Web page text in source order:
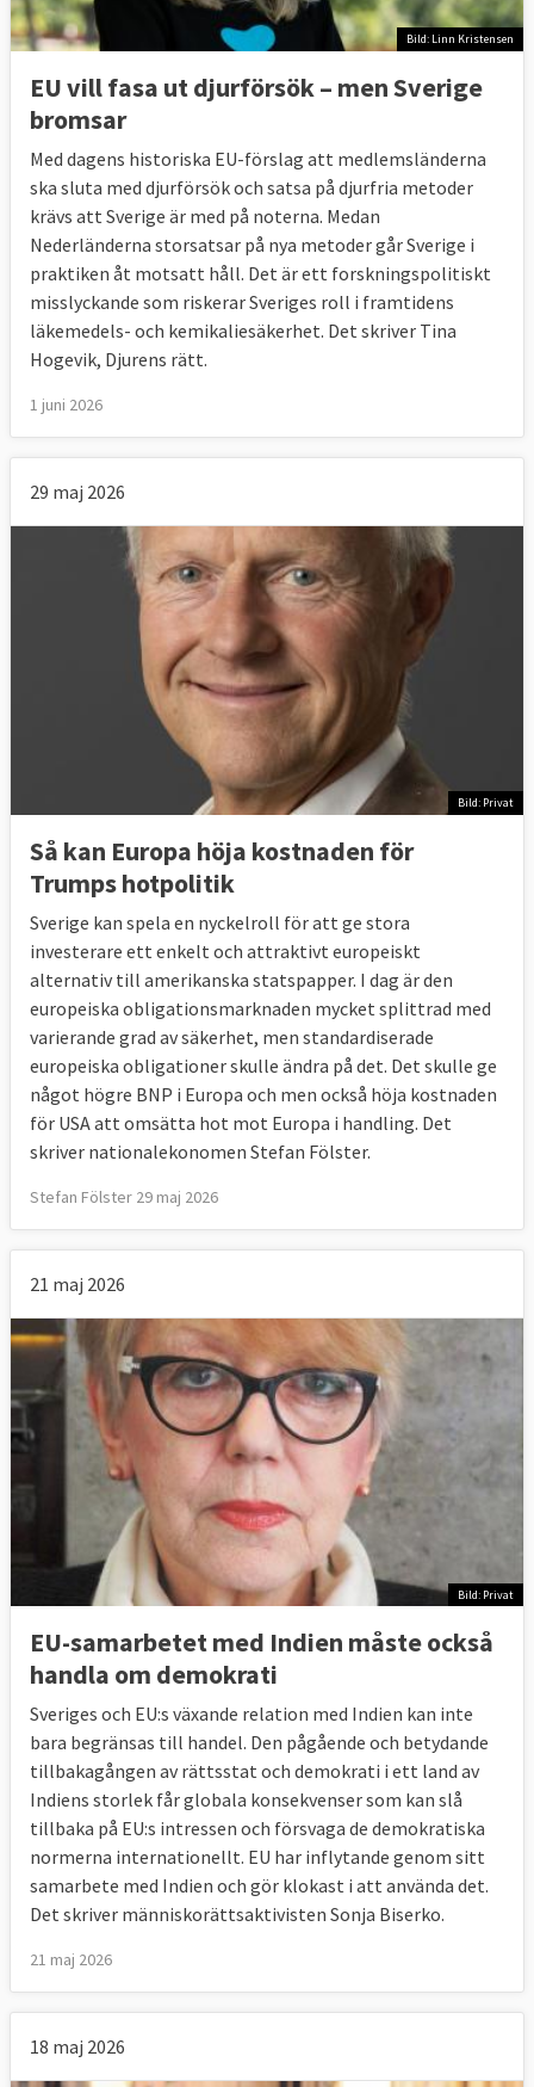
Bild: Linn Kristensen
EU vill fasa ut djurförsök – men Sverige
bromsar
Med dagens historiska EU-förslag att medlemsländerna
ska sluta med djurförsök och satsa på djurfria metoder
krävs att Sverige är med på noterna. Medan
Nederländerna storsatsar på nya metoder går Sverige i
praktiken åt motsatt håll. Det är ett forskningspolitiskt
misslyckande som riskerar Sveriges roll i framtidens
läkemedels- och kemikaliesäkerhet. Det skriver Tina
Hogevik, Djurens rätt.
1 juni 2026
29 maj 2026
Bild: Privat
Så kan Europa höja kostnaden för
Trumps hotpolitik
Sverige kan spela en nyckelroll för att ge stora
investerare ett enkelt och attraktivt europeiskt
alternativ till amerikanska statspapper. I dag är den
europeiska obligationsmarknaden mycket splittrad med
varierande grad av säkerhet, men standardiserade
europeiska obligationer skulle ändra på det. Det skulle ge
något högre BNP i Europa och men också höja kostnaden
för USA att omsätta hot mot Europa i handling. Det
skriver nationalekonomen Stefan Fölster.
Stefan Fölster 29 maj 2026
21 maj 2026
Bild: Privat
EU-samarbetet med Indien måste också
handla om demokrati
Sveriges och EU:s växande relation med Indien kan inte
bara begränsas till handel. Den pågående och betydande
tillbakagången av rättsstat och demokrati i ett land av
Indiens storlek får globala konsekvenser som kan slå
tillbaka på EU:s intressen och försvaga de demokratiska
normerna internationellt. EU har inflytande genom sitt
samarbete med Indien och gör klokast i att använda det.
Det skriver människorättsaktivisten Sonja Biserko.
21 maj 2026
18 maj 2026